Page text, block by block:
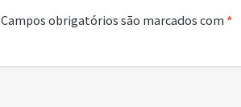
Campos obrigatórios são marcados com*